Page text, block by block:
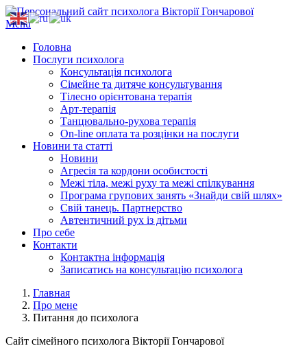
Menu
Головна
Послуги психолога
Консультація психолога
Сімейне та дитяче консультування
Тілесно орієнтована терапія
Арт-терапія
Танцювально-рухова терапія
On-line оплата та розцінки на послуги
Новини та статті
Новини
Агресія та кордони особистості
Межі тіла, межі руху та межі спілкування
Програма групових занять «Знайди свій шлях»
Свій танець. Партнерство
Автентичний рух із дітьми
Про себе
Контакти
Контактна інформація
Записатись на консультацію психолога
Главная
Про мене
Питання до психолога
Сайт сімейного психолога Вікторії Гончарової